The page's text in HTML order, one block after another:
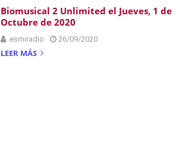
Biomusical 2 Unlimited el Jueves, 1 de
Octubre de 2020
esmiradio 26/09/2020
LEER MÁS